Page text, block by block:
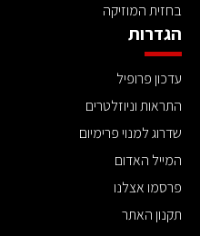
בחזית המוזיקה
הגדרות
עדכון פרופיל
התראות וניוזלטרים
שדרוג למנוי פרימיום
המייל האדום
פרסמו אצלנו
תקנון האתר